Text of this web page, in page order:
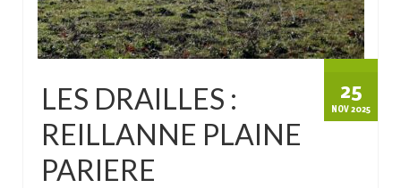
25
NOV 2025
LES DRAILLES :
REILLANNE PLAINE
PARIERE